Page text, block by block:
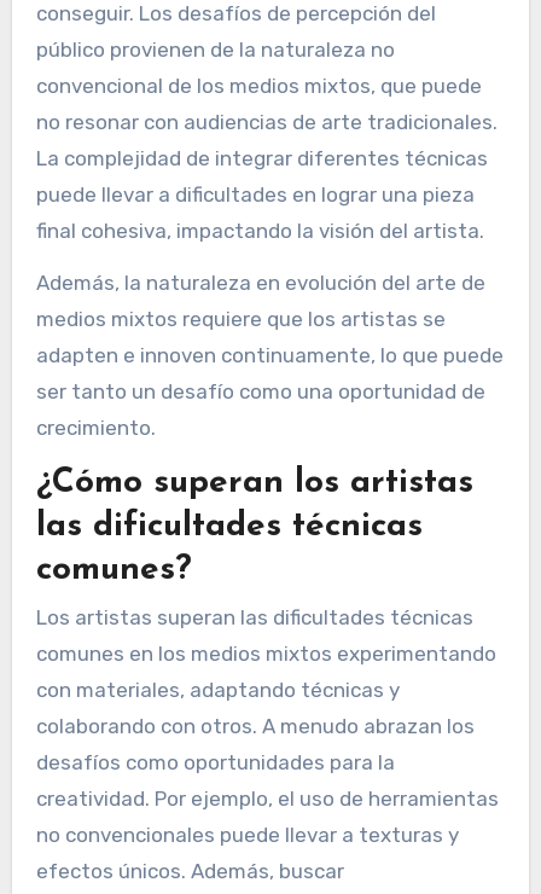
conseguir. Los desafíos de percepción del
público provienen de la naturaleza no
convencional de los medios mixtos, que puede
no resonar con audiencias de arte tradicionales.
La complejidad de integrar diferentes técnicas
puede llevar a dificultades en lograr una pieza
final cohesiva, impactando la visión del artista.
Además, la naturaleza en evolución del arte de
medios mixtos requiere que los artistas se
adapten e innoven continuamente, lo que puede
ser tanto un desafío como una oportunidad de
crecimiento.
¿Cómo superan los artistas
las dificultades técnicas
comunes?
Los artistas superan las dificultades técnicas
comunes en los medios mixtos experimentando
con materiales, adaptando técnicas y
colaborando con otros. A menudo abrazan los
desafíos como oportunidades para la
creatividad. Por ejemplo, el uso de herramientas
no convencionales puede llevar a texturas y
efectos únicos. Además, buscar